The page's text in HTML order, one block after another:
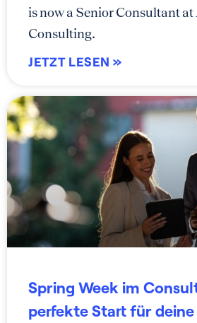
is now a Senior Consultant
Consulting.
JETZT LESEN »
Spring Week im
perfekte Start für